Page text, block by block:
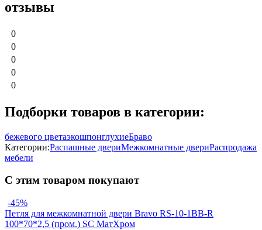
отзывы
0
0
0
0
0
Подборки товаров в категории:
бежевого цветаэкошпонглухиеБраво
Категории:Распашные двериМежкомнатные двериРаспродажа
мебели
С этим товаром покупают
-45%
Петля для межкомнатной двери Bravo RS-10-1BB-R
100*70*2,5 (пром.) SC МатХром